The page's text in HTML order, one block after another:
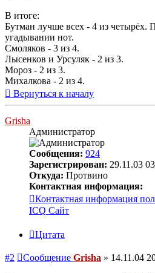
В итоге:
Бутман лучше всех - 4 из четырёх.
угадывании нот.
Смоляков - 3 из 4.
Лысенков и Урсуляк - 2 из 3.
Мороз - 2 из 3.
Михалкова - 2 из 4.
Вернуться к началу
Grisha
Администратор
Сообщения: 924
Зарегистрирован: 29.11.03
Откуда: Протвино
Контактная информация:
Контактная информация
ICQ Сайт
Цитата
#2 Сообщение Grisha » 14.11.04